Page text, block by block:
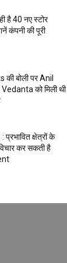
है 40 नए स्टोर
कंपनी की पूरी
बोली पर Anil
को मिली थी
क्षेत्रों के
कर सकती है